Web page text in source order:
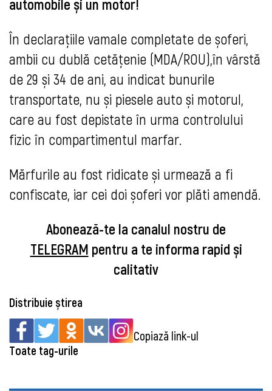
automobile și un motor!
În declarațiile vamale completate de șoferi,
ambii cu dublă cetățenie (MDA/ROU),în vârstă
de 29 și 34 de ani, au indicat bunurile
transportate, nu și piesele auto și motorul,
care au fost depistate în urma controlului
fizic în compartimentul marfar.
Mărfurile au fost ridicate și urmează a fi
confiscate, iar cei doi șoferi vor plăti amendă.
Abonează-te la canalul nostru de
TELEGRAM pentru a te informa rapid și
calitativ
Distribuie știrea
Copiază link-ul
Toate tag-urile